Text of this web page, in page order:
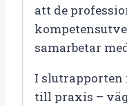
att de
samarbetar
I
till praxis –